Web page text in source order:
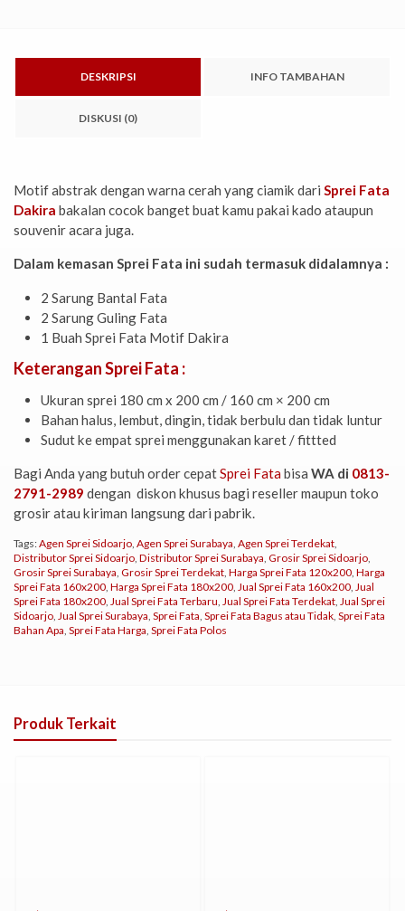
DESKRIPSI INFO TAMBAHAN
DISKUSI (0)
Motif abstrak dengan warna cerah yang ciamik dari Sprei Fata
Dakira bakalan cocok banget buat kamu pakai kado ataupun
souvenir acara juga.
Dalam kemasan Sprei Fata ini sudah termasuk didalamnya :
2 Sarung Bantal Fata
2 Sarung Guling Fata
1 Buah Sprei Fata Motif Dakira
Keterangan Sprei Fata :
Ukuran sprei 180 cm x 200 cm / 160 cm × 200 cm
Bahan halus, lembut, dingin, tidak berbulu dan tidak luntur
Sudut ke empat sprei menggunakan karet / fittted
Bagi Anda yang butuh order cepatSprei Fatabisa WA di 0813-
2791-2989 dengan diskon khusus bagi reseller maupun toko
grosir atau kiriman langsung dari pabrik.
Tags:Agen Sprei Sidoarjo Agen Sprei Surabaya Agen Sprei Terdekat
Distributor Sprei Sidoarjo Distributor Sprei Surabaya Grosir Sprei Sidoarjo
Grosir Sprei Surabaya Grosir Sprei Terdekat Harga Sprei Fata 120x200 Harga
Sprei Fata 160x200 Harga Sprei Fata 180x200 Jual Sprei Fata 160x200 Jual
Sprei Fata 180x200 Jual Sprei Fata Terbaru Jual Sprei Fata Terdekat Jual Sprei
Sidoarjo Jual Sprei Surabaya Sprei Fata Sprei Fata Bagus atau Tidak Sprei Fata
Bahan Apa Sprei Fata Harga Sprei Fata Polos
Produk Terkait